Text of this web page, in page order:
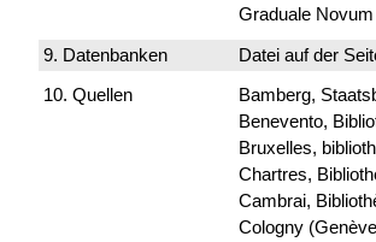
Graduale
9. Datenbanken
Datei auf der
10. Quellen
Bamberg,
Benevento,
Bruxelles,
Chartres,
Cambrai,
Cologny